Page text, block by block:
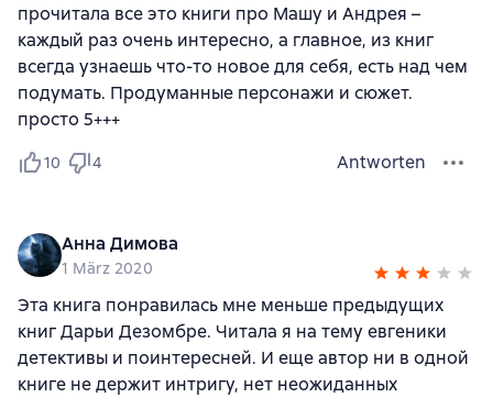
прочитала все это книги про Машу и Андрея –
каждый раз очень интересно, а главное, из книг
всегда узнаешь что-то новое для себя, есть над чем
подумать. Продуманные персонажи и сюжет.
просто 5+++
10 4 Antworten
Анна Димова
1 März 2020
Эта книга понравилась мне меньше предыдущих
книг Дарьи Дезомбре. Читала я на тему евгеники
детективы и поинтересней. И еще автор ни в одной
книге не держит интригу, нет неожиданных